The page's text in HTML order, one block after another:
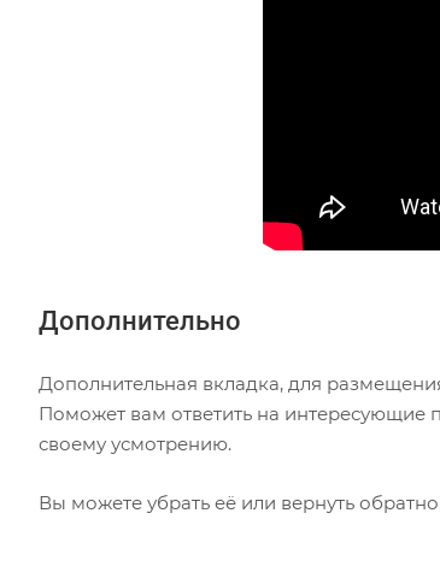
Дополнительно
Дополнительная вкладка, для
Поможет вам ответить на интересующие
своему усмотрению.
Вы можете убрать её или вернуть